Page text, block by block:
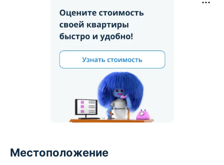
Местоположение